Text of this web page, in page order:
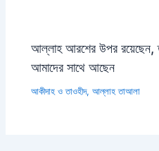
আল্লাহ আরশের উপর রয়েছেন,
আমাদের সাথে আছেন
আকীদাহ ও তাওহীদ,আল্লাহ তাআলা